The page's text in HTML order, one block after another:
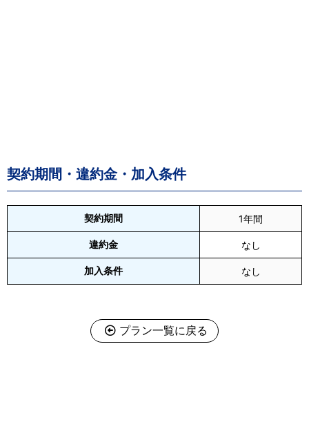
契約期間・違約金・加入条件
契約期間 1年間
違約金 なし
加入条件 なし
プラン一覧に戻る